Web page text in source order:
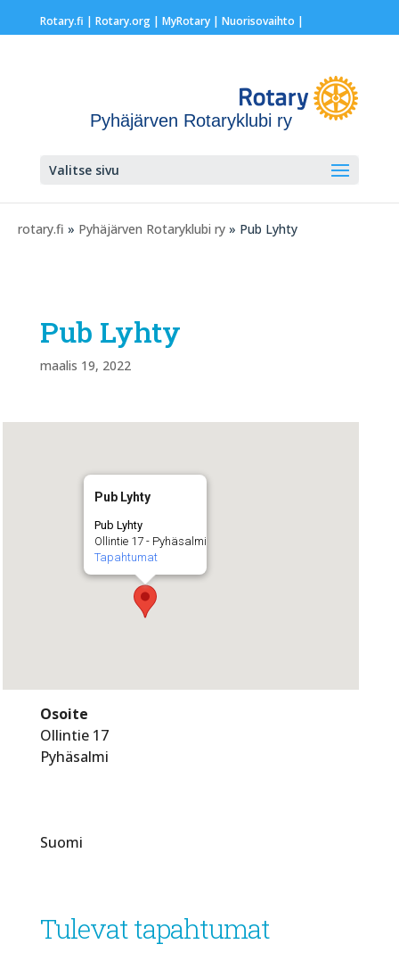
Rotary.fi | Rotary.org| MyRotary | Nuorisovaihto |
Pyhäjärven Rotaryklubi ry
Valitse sivu
rotary.fi » Pyhäjärven Rotaryklubi ry » Pub Lyhty
Pub Lyhty
maalis 19, 2022
Pub Lyhty
Pub Lyhty
Ollintie 17 - Pyhäsalmi
Tapahtumat
Osoite
Ollintie 17
Pyhäsalmi
Suomi
Tulevat tapahtumat